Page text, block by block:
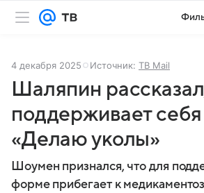
4 декабря 2025 Источник: ТВ Mail
Шаляпин
поддерживает
«Делаю уколы»
Шоумен признался, что для
форме прибегает к